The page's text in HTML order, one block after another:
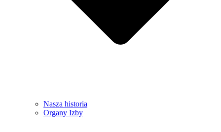
Nasza historia
Organy Izby